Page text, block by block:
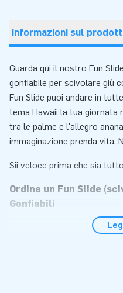
Informazioni sul
Guarda qui il nostro Fun
gonfiabile per scivolare giù
Fun Slide puoi andare in
tema Hawaii la tua giornata
tra le palme e l'allegro
immaginazione prenda vita.
Sii veloce prima che sia
Ordina un Fun Slide
Gonfiabili
Questo scivolo gonfiabile è